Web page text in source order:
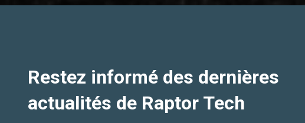
Restez informé des dernières
actualités de Raptor Tech